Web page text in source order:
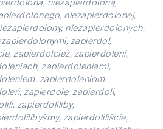
niezapierdoloną,
niezapierdolonej,
niezapierdolonych,
zapierdol,
zapierdolcież, zapierdoleni,
zapierdoleniami,
zapierdoleniom,
zapierdolę, zapierdoli,
zapierdoliliby,
zapierdoliliście,